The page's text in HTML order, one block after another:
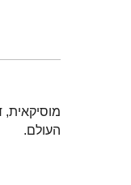
מוסיקאית,
העולם.